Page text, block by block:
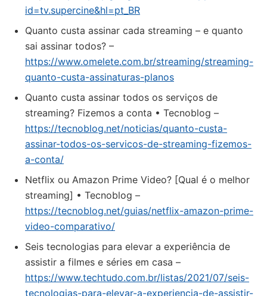
id=tv.supercine&hl=pt_BR
Quanto custa assinar cada streaming – e quanto
sai assinar todos? –
https://www.omelete.com.br/streaming/streaming-
quanto-custa-assinaturas-planos
Quanto custa assinar todos os serviços de
streaming? Fizemos a conta • Tecnoblog –
https://tecnoblog.net/noticias/quanto-custa-
assinar-todos-os-servicos-de-streaming-fizemos-
a-conta/
Netflix ou Amazon Prime Video? [Qual é o melhor
streaming] • Tecnoblog –
https://tecnoblog.net/guias/netflix-amazon-prime-
video-comparativo/
Seis tecnologias para elevar a experiência de
assistir a filmes e séries em casa –
https://www.techtudo.com.br/listas/2021/07/seis-
tecnologias-para-elevar-a-experiencia-de-assistir-